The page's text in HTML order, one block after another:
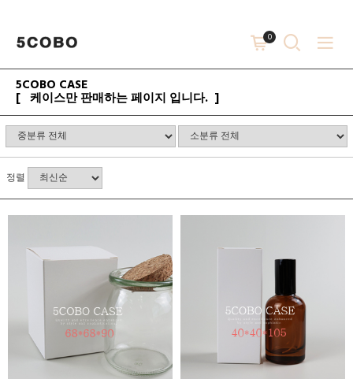
0
5COBO CASE
[ 케이스만 판매하는 페이지 입니다. ]
정렬